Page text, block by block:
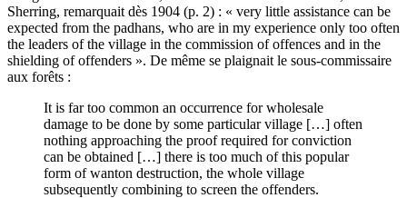
Sherring, remarquait dès 1904 (p. 2) : « very little assistance can be
expected from the padhans, who are in my experience only too often
the leaders of the village in the commission of offences and in the
shielding of offenders ». De même se plaignait le sous-commissaire
aux forêts :
It is far too common an occurrence for wholesale
damage to be done by some particular village […] often
nothing approaching the proof required for conviction
can be obtained […] there is too much of this popular
form of wanton destruction, the whole village
subsequently combining to screen the offenders.